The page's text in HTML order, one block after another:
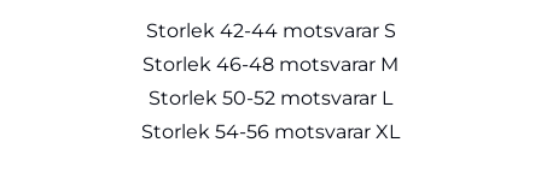
Storlek 42-44 motsvarar S
Storlek 46-48 motsvarar M
Storlek 50-52 motsvarar L
Storlek 54-56 motsvarar XL